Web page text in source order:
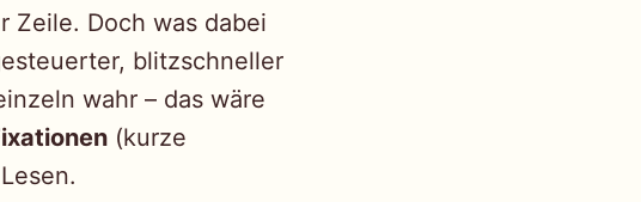
Zeile. Doch was dabei
blitzschneller
wahr – das wäre
(kurze